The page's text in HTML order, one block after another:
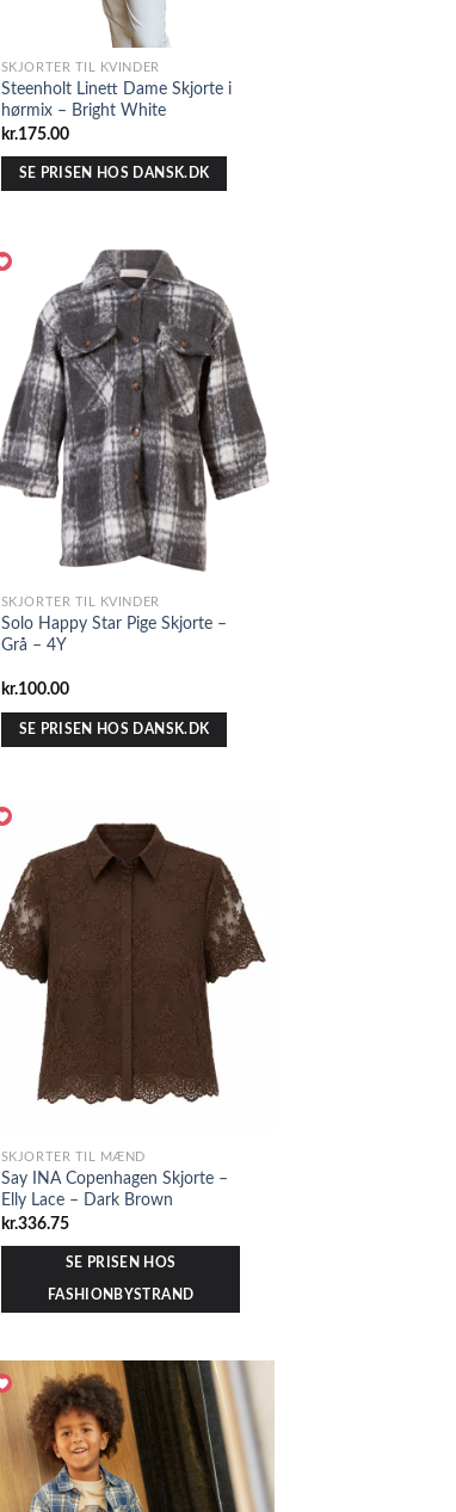
SKJORTER TIL KVINDER
Steenholt Linett Dame Skjorte i
hørmix – Bright White
kr.175.00
SE PRISEN HOS DANSK.DK
SKJORTER TIL KVINDER
Solo Happy Star Pige Skjorte –
Grå – 4Y
kr.100.00
SE PRISEN HOS DANSK.DK
SKJORTER TIL MÆND
Say INA Copenhagen Skjorte –
Elly Lace – Dark Brown
kr.336.75
SE PRISEN HOS
FASHIONBYSTRAND